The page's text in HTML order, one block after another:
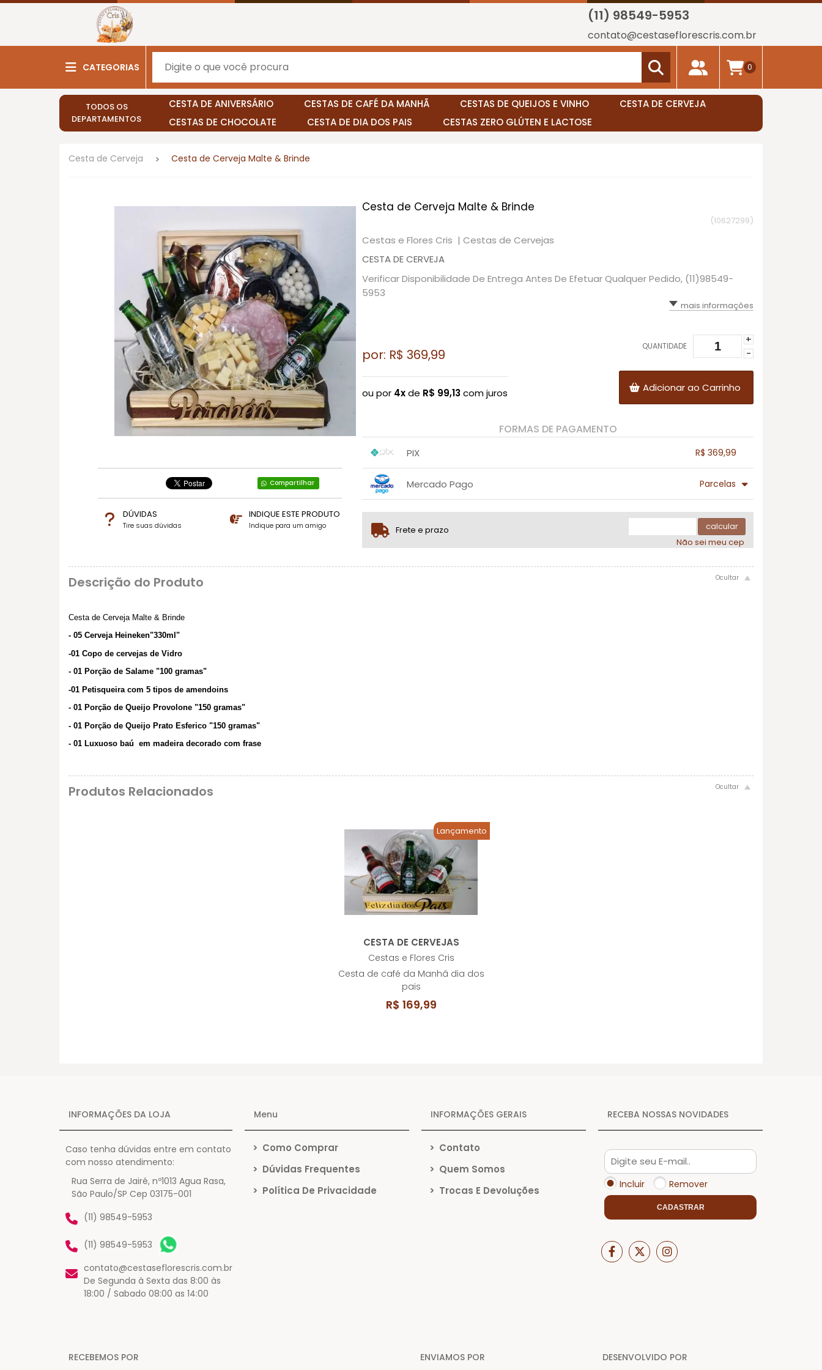
(11) 98549-5953
contato@cestaseflorescris.com.br
CATEGORIAS 0
TODOS OS
DEPARTAMENTOS
CESTA DE ANIVERSÁRIO CESTAS DE CAFÉ DA MANHÃ CESTAS DE QUEIJOS E VINHO
CESTA DE CERVEJA
CESTAS DE CHOCOLATE
CESTA DE DIA DOS PAIS CESTAS ZERO GLÚTEN E LACTOSE
Cesta de Cerveja Cesta de Cerveja Malte & Brinde
Compartilhar
DÚVIDAS
Tire suas dúvidas
INDIQUE ESTE PRODUTO
Indique para um amigo
Cesta de Cerveja Malte & Brinde
(10627299)
Cestas e Flores Cris | Cestas de Cervejas
CESTA DE CERVEJA
Verificar Disponibilidade De Entrega Antes De Efetuar Qualquer Pedido, (11)98549-
5953
mais informações
por: R$ 369,99
ou por 4xde R$ 99,13com juros
QUANTIDADE
+
-
Adicionar ao Carrinho
FORMAS DE PAGAMENTO
PIX
R$ 369,99
Mercado Pago
Parcelas
......
Frete e prazo
calcular
Não sei meu cep
Descrição do Produto
Cesta de Cerveja Malte & Brinde
- 05 Cerveja Heineken"330ml"
-01 Copo de cervejas de Vidro
- 01 Porção de Salame "100 gramas"
-01 Petisqueira com 5 tipos de amendoins
- 01 Porção de Queijo Provolone "150 gramas"
- 01 Porção de Queijo Prato Esferico "150 gramas"
- 01 Luxuoso baú em madeira decorado com frase
Produtos Relacionados
Lançamento
CESTA DE CERVEJAS
Cestas e Flores Cris
Cesta de café da Manhã dia dos
pais
R$ 169,99
INFORMAÇÕES DA LOJA
Caso tenha dúvidas entre em contato
com nosso atendimento:
Rua Serra de Jairé, nº1013 Agua Rasa,
São Paulo/SP Cep 03175-001
(11) 98549-5953
(11) 98549-5953
contato@cestaseflorescris.com.br
De Segunda à Sexta das 8:00 às
18:00 / Sabado 08:00 as 14:00
Menu
> Como Comprar
> Dúvidas Frequentes
> Política De Privacidade
INFORMAÇÕES GERAIS
> Contato
> Quem Somos
> Trocas E Devoluções
RECEBA NOSSAS NOVIDADES
Incluir Remover
CADASTRAR
RECEBEMOS POR ENVIAMOS POR DESENVOLVIDO POR